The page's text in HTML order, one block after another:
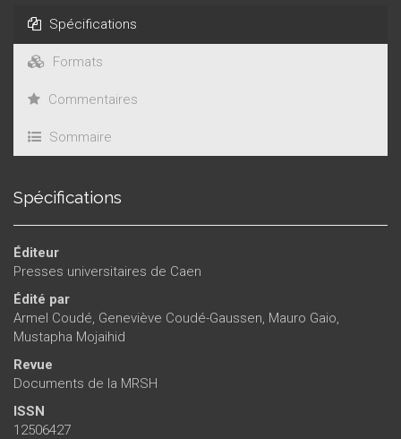
Spécifications
Formats
Commentaires
Sommaire
Spécifications
Éditeur
Presses universitaires de Caen
Édité par
Armel Coudé, Geneviève Coudé-Gaussen, Mauro Gaio,
Mustapha Mojaihid
Revue
Documents de la MRSH
ISSN
12506427